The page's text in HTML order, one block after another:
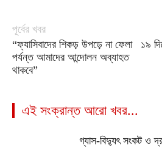
পূর্বের খবর
“ফ্যাসিবাদের শিকড় উপড়ে না ফেলা
পর্যন্ত আমাদের আন্দোলন অব্যাহত
থাকবে”
১৯
এই সংক্রান্ত আরো খবর...
গ্যাস-বিদ্যুৎ সংকট ও